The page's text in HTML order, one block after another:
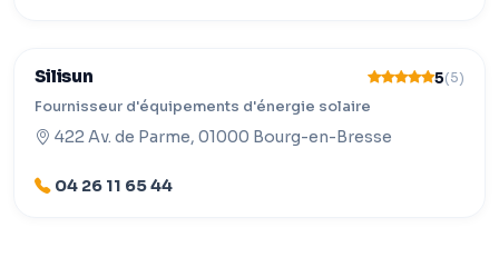
Silisun 5(5)
Fournisseur d'équipements d'énergie solaire
422 Av. de Parme, 01000 Bourg-en-Bresse
04 26 11 65 44